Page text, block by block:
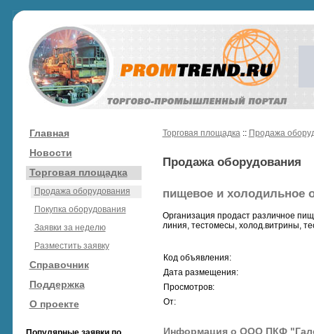
Главная
Новости
Торговая площадка
Продажа оборудования
Покупка оборудования
Заявки за неделю
Разместить заявку
Справочник
Поддержка
О проекте
Торговая площадка:: Продажа
Продажа оборудования
пищевое и холодильное
Организация продаст различное
линия, тестомесы, холод.витрины,
Код объявления:
Дата размещения:
Просмотров:
От:
Информация о ООО ПКФ